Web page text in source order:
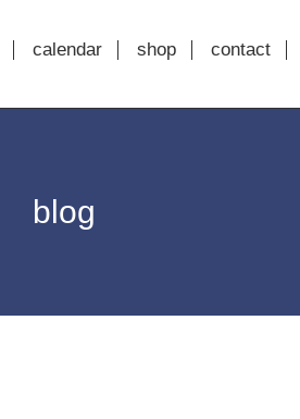
calendar shop contact
blog